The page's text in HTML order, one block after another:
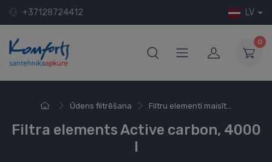
+37128724412 LV
0
Ūdens filtrēšana Filtru elementi maisīt...
Filtra elements Active carbon, 4000
l